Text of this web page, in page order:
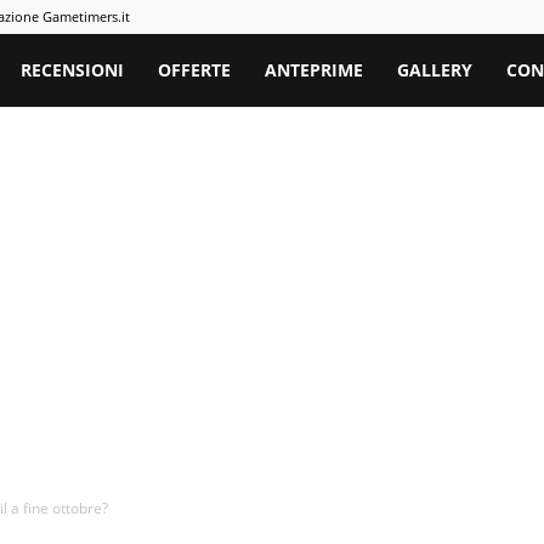
Gametimers.it
RECENSIONI OFFERTE ANTEPRIME GALLERY
a fine ottobre?